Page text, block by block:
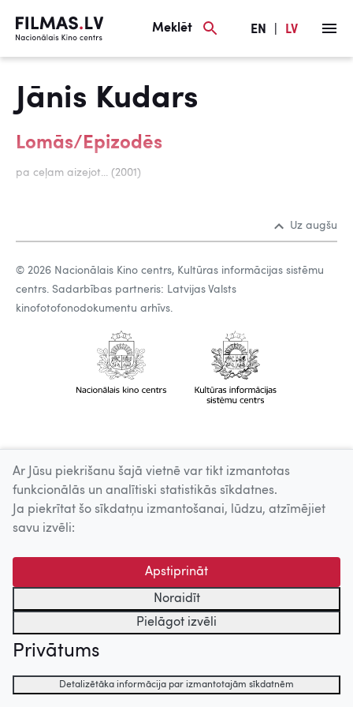
Meklēt EN LV
Jānis Kudars
Lomās/Epizodēs
pa ceļam aizejot... (2001)
Uz augšu
© 2026 Nacionālais Kino centrs, Kultūras informācijas sistēmu
centrs. Sadarbības partneris: Latvijas Valsts
kinofotofonodokumentu arhīvs.
Ar Jūsu piekrišanu šajā vietnē var tikt izmantotas
funkcionālās un analītiski statistikās sīkdatnes.
Ja piekrītat šo sīkdatņu izmantošanai, lūdzu, atzīmējiet
savu izvēli:
Apstiprināt
Noraidīt
Pielāgot izvēli
Privātums
Detalizētāka informācija par izmantotajām sīkdatnēm